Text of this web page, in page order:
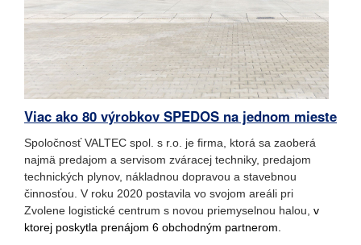
Viac ako 80 výrobkov SPEDOS na jednom mieste
Spoločnosť VALTEC spol. s r.o. je firma, ktorá sa zaoberá
najmä predajom a servisom zváracej techniky, predajom
technických plynov, nákladnou dopravou a stavebnou
činnosťou. V roku 2020 postavila vo svojom areáli pri
Zvolene logistické centrum s novou priemyselnou halou, v
ktorej poskytla prenájom 6 obchodným partnerom.